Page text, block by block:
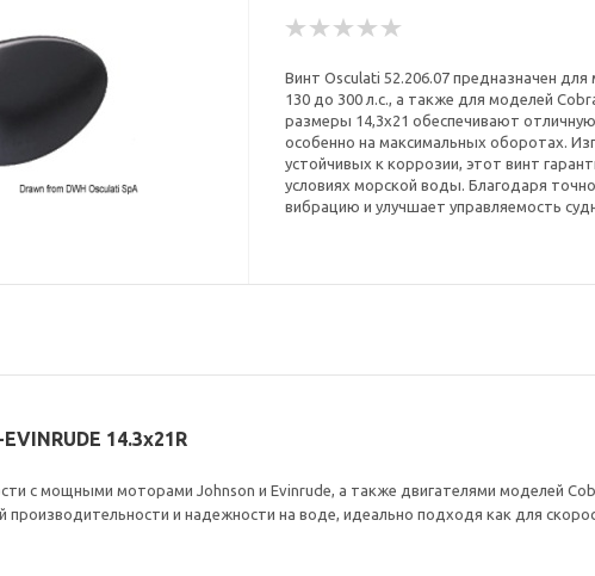
Винт Osculati 52.206.07 предназначен
130 до 300 л.с., а также для моделей
размеры 14,3x21 обеспечивают
особенно на максимальных оборотах.
устойчивых к коррозии, этот винт
условиях морской воды. Благодаря
вибрацию и улучшает управляемость
14.3x21R
с мощными моторами Johnson и Evinrude, а также двигателями моделей
и надежности на воде, идеально подходя как для